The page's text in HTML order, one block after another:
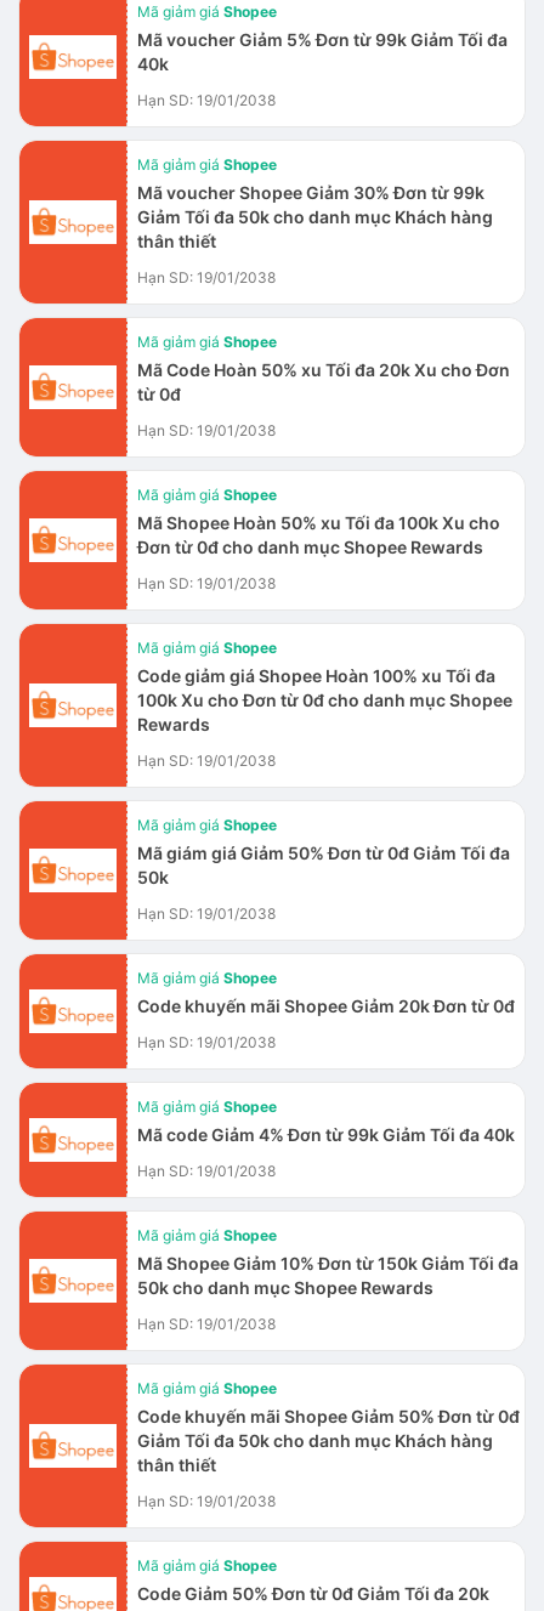
Mã giảm giá Shopee
Mã voucher Giảm 5% Đơn từ 99k Giảm Tối đa
40k
Hạn SD: 19/01/2038
Mã giảm giá Shopee
Mã voucher Shopee Giảm 30% Đơn từ 99k
Giảm Tối đa 50k cho danh mục Khách hàng
thân thiết
Hạn SD: 19/01/2038
Mã giảm giá Shopee
Mã Code Hoàn 50% xu Tối đa 20k Xu cho Đơn
từ 0đ
Hạn SD: 19/01/2038
Mã giảm giá Shopee
Mã Shopee Hoàn 50% xu Tối đa 100k Xu cho
Đơn từ 0đ cho danh mục Shopee Rewards
Hạn SD: 19/01/2038
Mã giảm giá Shopee
Code giảm giá Shopee Hoàn 100% xu Tối đa
100k Xu cho Đơn từ 0đ cho danh mục Shopee
Rewards
Hạn SD: 19/01/2038
Mã giảm giá Shopee
Mã giám giá Giảm 50% Đơn từ 0đ Giảm Tối đa
50k
Hạn SD: 19/01/2038
Mã giảm giá Shopee
Code khuyến mãi Shopee Giảm 20k Đơn từ 0đ
Hạn SD: 19/01/2038
Mã giảm giá Shopee
Mã code Giảm 4% Đơn từ 99k Giảm Tối đa 40k
Hạn SD: 19/01/2038
Mã giảm giá Shopee
Mã Shopee Giảm 10% Đơn từ 150k Giảm Tối đa
50k cho danh mục Shopee Rewards
Hạn SD: 19/01/2038
Mã giảm giá Shopee
Code khuyến mãi Shopee Giảm 50% Đơn từ 0đ
Giảm Tối đa 50k cho danh mục Khách hàng
thân thiết
Hạn SD: 19/01/2038
Mã giảm giá Shopee
Code Giảm 50% Đơn từ 0đ Giảm Tối đa 20k